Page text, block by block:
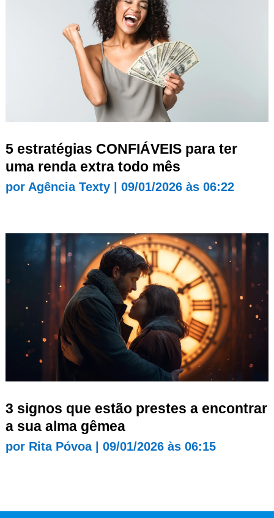
5 estratégias CONFIÁVEIS para ter
uma renda extra todo mês
por Agência Texty| 09/01/2026 às 06:22
3 signos que estão prestes a encontrar
a sua alma gêmea
por Rita Póvoa| 09/01/2026 às 06:15